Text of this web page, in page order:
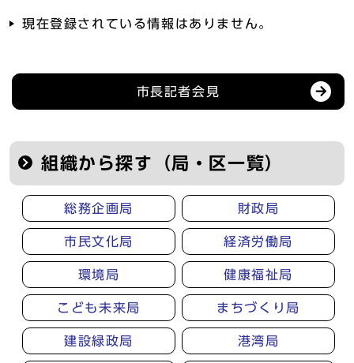
現在登録されている情報はありません。
市長記者会見
組織から探す（局・区一覧）
総務企画局 財政局
市民文化局 経済労働局
環境局 健康福祉局
こども未来局 まちづくり局
建設緑政局 港湾局